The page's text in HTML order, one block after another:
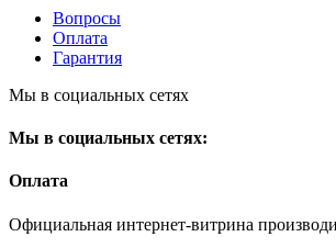
Вопросы
Оплата
Гарантия
Мы в социальных сетях
Мы в социальных сетях:
Оплата
Официальная интернет-витрина